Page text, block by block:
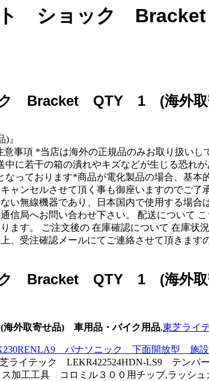
ショック
Bracket QTY 1 (海外取
』
意事項 *当店は海外の正規品のみお取り扱
に若干の箱の潰れやキズなどが生じる恐れ
っております*商品が電化製品の場合、基
ャンセルさせて頂く事も御座いますのでご
い無線機器であり、日本国内で使用する場
信局へお問い合わせ下さい。 配送について
ます。 ご注文後の 在庫確認について 在庫状
受注確認メールにてご連絡させて頂きます
Bracket QTY 1 (海外取
取寄せ品) 車用品・バイク用品,東芝ライ
パナソニック 下面開放型 施設
ライテック LEKR422524HDN-LS9 テンパ
ス加工工具 コロミル３００用チップ,ラッ